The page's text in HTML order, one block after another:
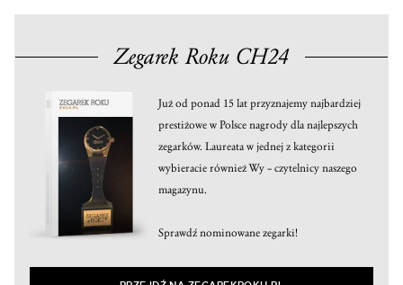
Zegarek Roku CH24
Już od ponad 15 lat przyznajemy najbardziej
prestiżowe w Polsce nagrody dla najlepszych
zegarków. Laureata w jednej z kategorii
wybieracie również Wy – czytelnicy naszego
magazynu.
Sprawdź nominowane zegarki!